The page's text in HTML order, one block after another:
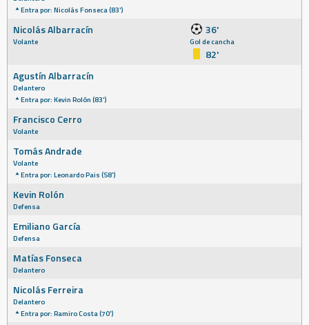
Entra por: Nicolás Fonseca (83')
Nicolás Albarracín
Volante
36'
Gol de cancha
82'
Agustín Albarracín
Delantero
Entra por: Kevin Rolón (83')
Francisco Cerro
Volante
Tomás Andrade
Volante
Entra por: Leonardo Pais (58')
Kevin Rolón
Defensa
Emiliano García
Defensa
Matías Fonseca
Delantero
Nicolás Ferreira
Delantero
Entra por: Ramiro Costa (70')